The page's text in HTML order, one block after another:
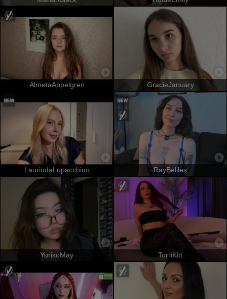
AlmetaAppelgren GracieJanuary
LaurindaLupacchino RayBeliles
YurikoMay TorriKitt